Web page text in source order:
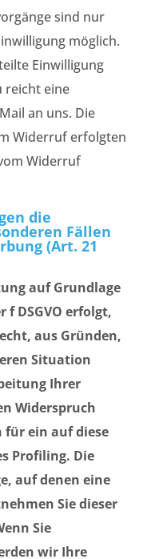
sind nur
möglich.
Einwilligung
reicht eine
an uns. Die
Widerruf erfolgten
Widerruf
die
Fällen
(Art. 21
auf Grundlage
f DSGVO erfolgt,
aus Gründen,
Situation
Ihrer
Widerspruch
für ein auf diese
Profiling. Die
auf denen eine
Sie dieser
Sie
wir Ihre